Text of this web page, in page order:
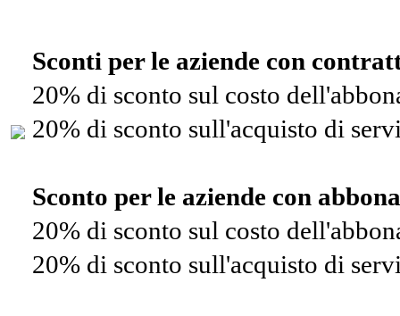
Sconti per le aziende con
20% di sconto sul costo
20% di sconto sull'acquisto di
Sconto per le aziende con
20% di sconto sul costo
20% di sconto sull'acquisto di